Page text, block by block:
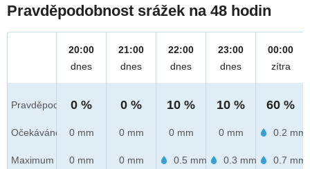
Pravděpodobnost srážek na 48 hodin
Pravděpod.
Očekáváno
Maximum
20:00
dnes
0 %
0 mm
0 mm
21:00
dnes
0 %
0 mm
0 mm
22:00
dnes
10 %
0 mm
0.5 mm
23:00
dnes
10 %
0 mm
0.3 mm
00:00
zítra
60 %
0.2 mm
0.7 mm